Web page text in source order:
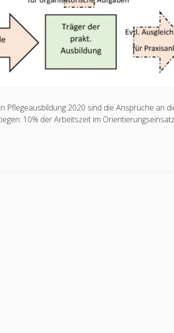
Pflegeausbildung 2020 sind die Ansprüche an
10% der Arbeitszeit im